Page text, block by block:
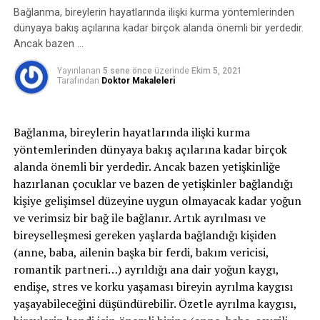
Kendi değerini koşullara ya da kişilere bağlama.
Seni mutlu eden şeyleri artırmaya çalış.
Bazen insanlar kendilerini değersiz hissettikçe
karşısındakilere de değersiz hissettirerek iyi
değilsin.
Özdeğer algının seni zorladığını ve yaşamını yeterince
sahiplenemediğini fark ediyorsan bu konuda uzman
desteği alarak daha doyumlu ve anlamlı bir hayat
yaşamayı seçebilirsin;)
Yaşamına sahip çıkabilmen dileğiyle…
İLGILI KONULAR: PSIKOLOG PSIKOLOJI
güzelliğine ve bedenine yapılan vurgu ile günümüz
medyasında görülen kadının sunumu arasında büyük
benzerlikler göründüğüne dikkat çekiyor. Teknolojik
koşulların değişimi ve gelişimi, tarihsel süreçler ile
birlikte erkek bedeninin de artık bu yoruma ve vurguya
dahil edildiğini söyleyen Psk. Yılmaz, günümüzde
dönemlerinin hiçbirinde olmadığı kadar dikkat edilen,
ilgilenilen ve sahip olmak için çaba gösterilen bir özellik
olduğunun altını çiziyor.
Güzellik dayatmasının dışında kalmak kişiyi
güvensiz kılıyor
Güzel görünüme verilen önemle birlikte birçok kişi
çekici, beğenilir ve tercih edilebilir olma arzusuyla daha
güzel görünebilmek için yoğun ve çaba içine giriyor.
Estetik ve güzellik ihtiyacı, kişinin güzelliğinin tadını
çıkarma ve güzelliğe teşvik arzusunu ifade ediyor. En son
Bağlanma, bireylerin hayatlarında ilişki kurma yöntemlerinden
dünyaya bakış açılarına kadar birçok alanda önemli bir yerdedir.
Ancak bazen …
Yayınlanan 5 sene önce üzerinde Ekim 5, 2021
Tarafından Doktor Makaleleri
Bağlanma, bireylerin hayatlarında ilişki kurma
yöntemlerinden dünyaya bakış açılarına kadar birçok
alanda önemli bir yerdedir. Ancak bazen yetişkinliğe
hazırlanan çocuklar ve bazen de yetişkinler bağlandığı
kişiye gelişimsel düzeyine uygun olmayacak kadar yoğun
ve verimsiz bir bağ ile bağlanır. Artık ayrılması ve
bireyselleşmesi gereken yaşlarda bağlandığı kişiden
(anne, baba, ailenin başka bir ferdi, bakım vericisi,
romantik partneri…) ayrıldığı ana dair yoğun kaygı,
endişe, stres ve korku yaşaması bireyin ayrılma kaygısı
yaşayabileceğini düşündürebilir. Özetle ayrılma kaygısı,